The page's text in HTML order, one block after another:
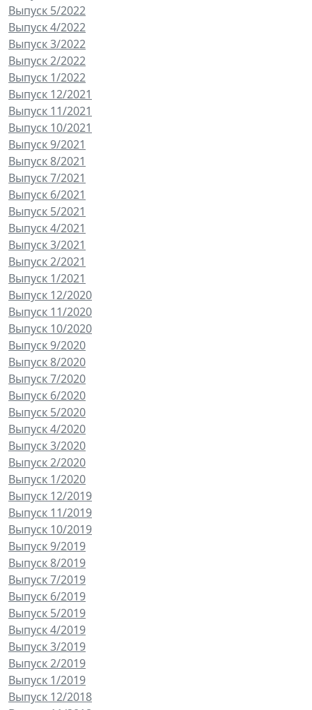
Выпуск 5/2022
Выпуск 4/2022
Выпуск 3/2022
Выпуск 2/2022
Выпуск 1/2022
Выпуск 12/2021
Выпуск 11/2021
Выпуск 10/2021
Выпуск 9/2021
Выпуск 8/2021
Выпуск 7/2021
Выпуск 6/2021
Выпуск 5/2021
Выпуск 4/2021
Выпуск 3/2021
Выпуск 2/2021
Выпуск 1/2021
Выпуск 12/2020
Выпуск 11/2020
Выпуск 10/2020
Выпуск 9/2020
Выпуск 8/2020
Выпуск 7/2020
Выпуск 6/2020
Выпуск 5/2020
Выпуск 4/2020
Выпуск 3/2020
Выпуск 2/2020
Выпуск 1/2020
Выпуск 12/2019
Выпуск 11/2019
Выпуск 10/2019
Выпуск 9/2019
Выпуск 8/2019
Выпуск 7/2019
Выпуск 6/2019
Выпуск 5/2019
Выпуск 4/2019
Выпуск 3/2019
Выпуск 2/2019
Выпуск 1/2019
Выпуск 12/2018